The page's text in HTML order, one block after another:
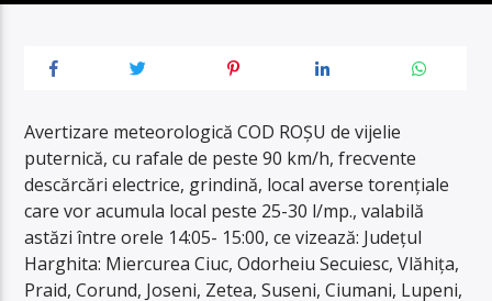
Avertizare meteorologică COD ROȘU de vijelie
puternică, cu rafale de peste 90 km/h, frecvente
descărcări electrice, grindină, local averse torențiale
care vor acumula local peste 25-30 l/mp., valabilă
astăzi între orele 14:05- 15:00, ce vizează: Județul
Harghita: Miercurea Ciuc, Odorheiu Secuiesc, Vlăhița,
Praid, Corund, Joseni, Zetea, Suseni, Ciumani, Lupeni,